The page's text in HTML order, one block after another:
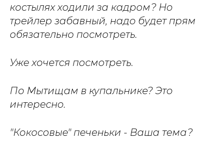
костылях ходили за кадром? Но
трейлер забавный, надо будет прям
обязательно посмотреть.
Уже хочется посмотреть.
По Мытищам в купальнике? Это
интересно.
"Кокосовые" печеньки - Ваша тема?